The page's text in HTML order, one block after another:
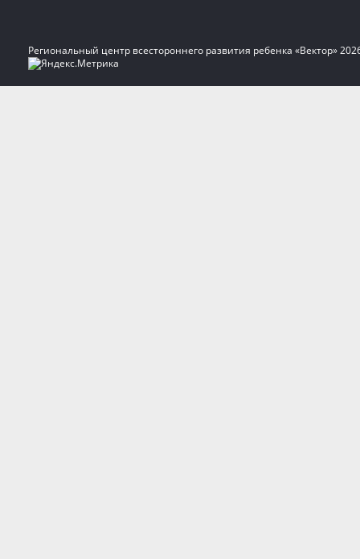
Региональный центр всестороннего развития ребенка «Вектор»